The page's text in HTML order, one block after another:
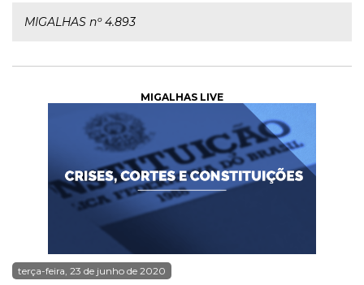
MIGALHAS nº 4.893
MIGALHAS LIVE
terça-feira, 23 de junho de 2020